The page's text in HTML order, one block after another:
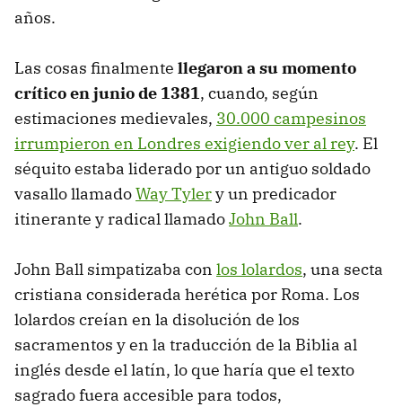
años.
Las cosas finalmente llegaron a su momento
crítico en junio de 1381, cuando, según
estimaciones medievales, 30.000 campesinos
irrumpieron en Londres exigiendo ver al rey. El
séquito estaba liderado por un antiguo soldado
vasallo llamadoWay Tylery un predicador
itinerante y radical llamadoJohn Ball.
John Ball simpatizaba con los lolardos, una secta
cristiana considerada herética por Roma. Los
lolardos creían en la disolución de los
sacramentos y en la traducción de la Biblia al
inglés desde el latín, lo que haría que el texto
sagrado fuera accesible para todos,